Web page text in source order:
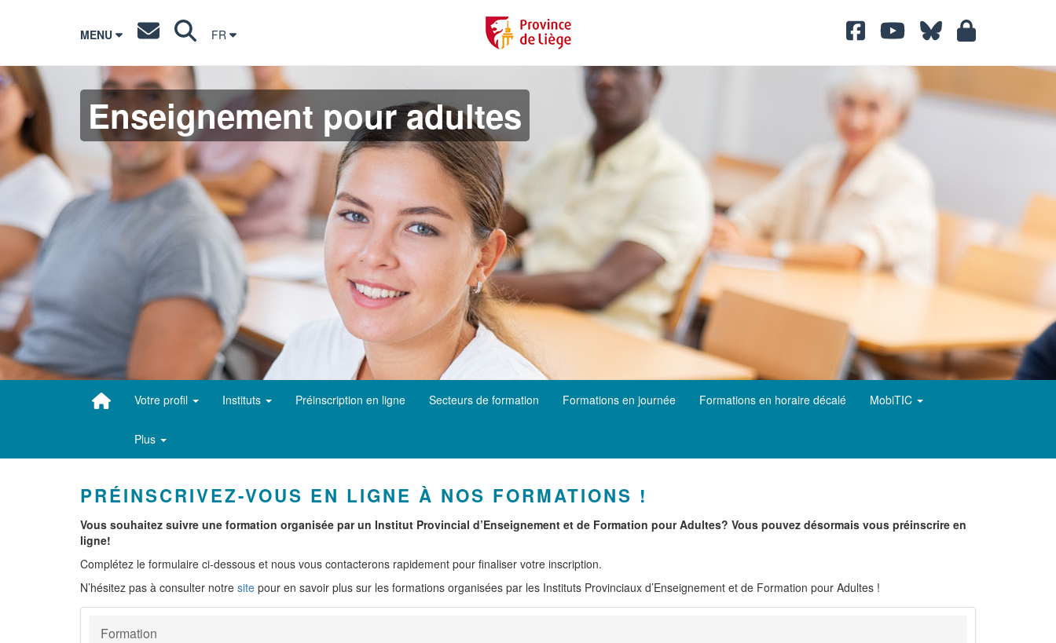
MENU FR
Enseignement pour adultes
Votre profil Instituts Préinscription en ligne Secteurs de formation Formations en journée Formations en horaire décalé MobiTIC
Plus
PRÉINSCRIVEZ-VOUS EN LIGNE À NOS FORMATIONS !
Vous souhaitez suivre une formation organisée par un Institut Provincial d’Enseignement et de Formation pour Adultes? Vous pouvez désormais vous préinscrire en
ligne!
Complétez le formulaire ci-dessous et nous vous contacterons rapidement pour finaliser votre inscription.
N’hésitez pas à consulter notre site pour en savoir plus sur les formations organisées par les Instituts Provinciaux d’Enseignement et de Formation pour Adultes !
Formation